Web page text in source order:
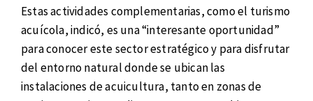
Estas actividades complementarias, como el turismo
acuícola, indicó, es una “interesante oportunidad”
para conocer este sector estratégico y para disfrutar
del entorno natural donde se ubican las
instalaciones de acuicultura, tanto en zonas de